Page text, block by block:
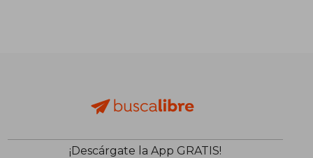
¡Descárgate la App GRATIS!